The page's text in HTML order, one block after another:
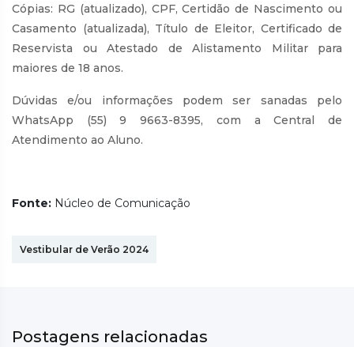
Cópias: RG (atualizado), CPF, Certidão de Nascimento ou
Casamento (atualizada), Título de Eleitor, Certificado de
Reservista ou Atestado de Alistamento Militar para
maiores de 18 anos.
Dúvidas e/ou informações podem ser sanadas pelo
WhatsApp (55) 9 9663-8395, com a Central de
Atendimento ao Aluno.
Fonte: Núcleo de Comunicação
Vestibular de Verão 2024
Postagens relacionadas